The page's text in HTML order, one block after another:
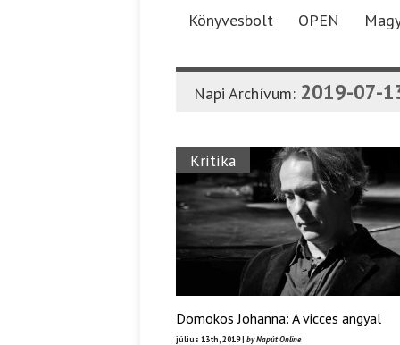
Könyvesbolt
OPEN
Napi Archívum: 2019-07-
Kritika
Domokos Johanna: A vicces angyal
július 13th, 2019 | by Napút Online